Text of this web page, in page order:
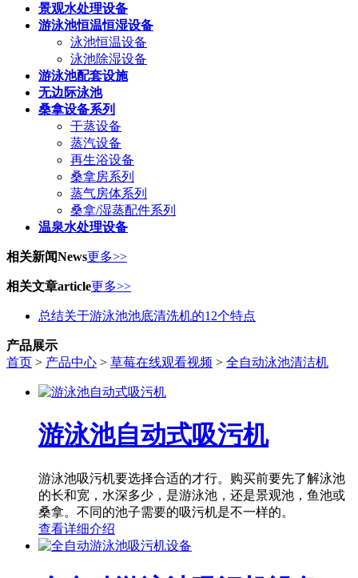
景观水处理设备
游泳池恒温恒湿设备
泳池恒温设备
泳池除湿设备
游泳池配套设施
无边际泳池
桑拿设备系列
干蒸设备
蒸汽设备
再生浴设备
桑拿房系列
蒸气房体系列
桑拿/湿蒸配件系列
温泉水处理设备
相关新闻News更多>>
相关文章article更多>>
总结关于游泳池池底清洗机的12个特点
产品展示
首页 > 产品中心 > 草莓在线观看视频 > 全自动泳池清洁机
游泳池自动式吸污机
游泳池吸污机要选择合适的才行。购买前要先了解泳池
的长和宽，水深多少，是游泳池，还是景观池，鱼池或
桑拿。不同的池子需要的吸污机是不一样的。
查看详细介绍